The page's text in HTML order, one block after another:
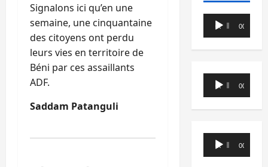
Signalons ici qu’en une
semaine, une cinquantaine
des citoyens ont perdu
leurs vies en territoire de
Béni par ces assaillants
ADF.
Saddam Patanguli
Lecteur
audio
00:00 00:00
Lecteur
audio
00:00 00:00
Lecteur
audio
00:00 00:00